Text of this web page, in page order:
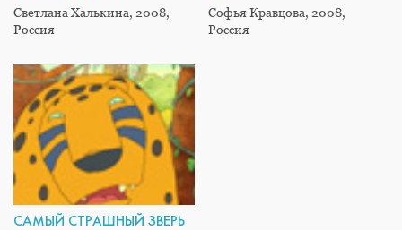
Светлана Халькина, 2008,
Россия
Софья Кравцова, 2008,
Россия
САМЫЙ СТРАШНЫЙ ЗВЕРЬ